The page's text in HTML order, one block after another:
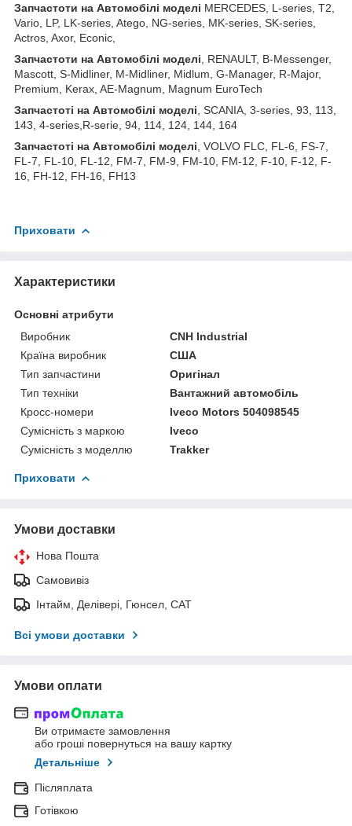
Запчастоти на Автомобілі моделі MERCEDES, L-series, T2,
Vario, LP, LK-series, Atego, NG-series, MK-series, SK-series,
Actros, Axor, Econic,
Запчастоти на Автомобілі моделі , RENAULT, B-Messenger,
Mascott, S-Midliner, M-Midliner, Midlum, G-Manager, R-Major,
Premium, Kerax, AE-Magnum, Magnum EuroTech
Запчастоті на Автомобілі моделі , SCANIA, 3-series, 93, 113,
143, 4-series,R-serie, 94, 114, 124, 144, 164
Запчастоті на Автомобілі моделі , VOLVO FLC, FL-6, FS-7,
FL-7, FL-10, FL-12, FM-7, FM-9, FM-10, FM-12, F-10, F-12, F-
16, FH-12, FH-16, FH13
Приховати
Характеристики
Основні атрибути
Виробник
CNH Industrial
Країна виробник
США
Тип запчастини
Оригінал
Тип техніки
Вантажний автомобіль
Кросс-номери
Iveco Motors 504098545
Сумісність з маркою
Iveco
Сумісність з моделлю
Trakker
Приховати
Умови доставки
Нова Пошта
Самовивіз
Інтайм, Делівері, Гюнсел, САТ
Всі умови доставки
Умови оплати
Ви отримаєте замовлення
або гроші повернуться на вашу картку
Детальніше
Післяплата
Готівкою